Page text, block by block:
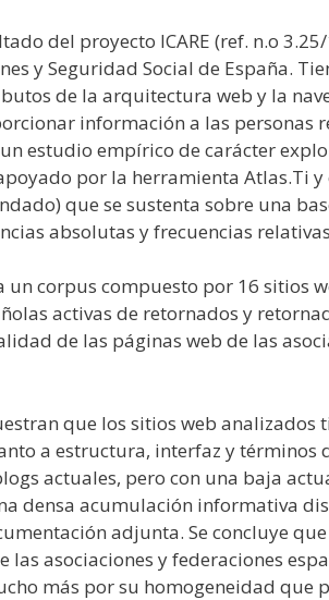
del proyecto ICARE (ref. n.o
y Seguridad Social de España.
de la arquitectura web y la
información a las personas
estudio empírico de carácter
por la herramienta Atlas.Ti
que se sustenta sobre una
absolutas y frecuencias
un corpus compuesto por 16 sitios
activas de retornados y
de las páginas web de las
que los sitios web analizados
a estructura, interfaz y
actuales, pero con una baja
densa acumulación informativa
adjunta. Se concluye
las asociaciones y federaciones
más por su homogeneidad que